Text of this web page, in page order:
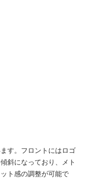
す。フロントにはロゴ
斜になっており、メト
ト感の調整が可能で